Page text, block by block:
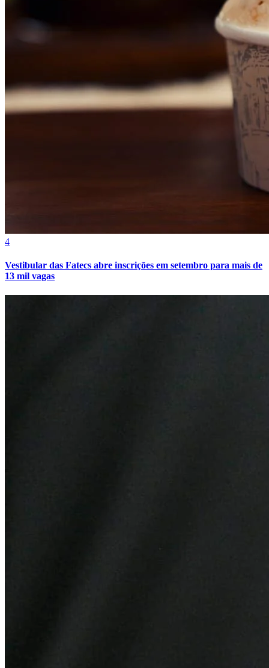
4
Vestibular das Fatecs abre inscrições em setembro para mais de
13 mil vagas